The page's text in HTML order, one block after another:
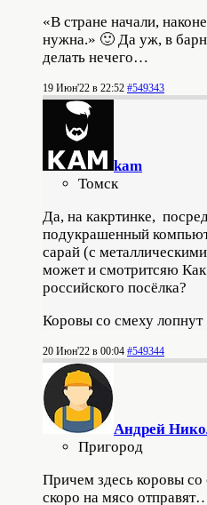
«В стране начали,
нужна.» 🙂 Да уж, в
делать нечего…
19 Июн'22 в 22:52 #549343
kam
Томск
Да, на какртинке,
подукрашенный
сарай (с
может и смотритсяю Как
российского посёлка?
Коровы со смеху лопнут
20 Июн'22 в 00:04 #549344
Андрей
Пригород
Причем здесь коровы
скоро на мясо